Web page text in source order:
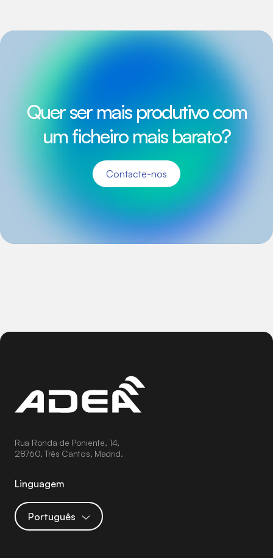
Quer ser mais produtivo com
um ficheiro mais barato?
Contacte-nos
Rua Ronda de Poniente, 14,
28760, Três Cantos, Madrid.
Linguagem
Português